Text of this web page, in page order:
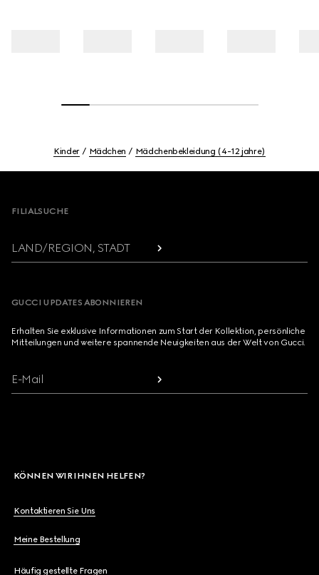
Kinder Mädchen Mädchenbekleidung (4-12 jahre)
FILIALSUCHE
LAND/REGION, STADT
GUCCI UPDATES ABONNIEREN
Erhalten Sie exklusive Informationen zum Start der Kollektion, persönliche
Mitteilungen und weitere spannende Neuigkeiten aus der Welt von Gucci.
E-Mail
KÖNNEN WIR IHNEN HELFEN?
Kontaktieren Sie Uns
Meine Bestellung
Häufig gestellte Fragen